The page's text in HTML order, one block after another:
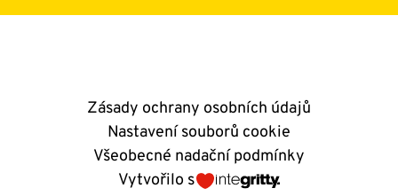
Kontakty
Zásady ochrany osobních údajů
Nastavení souborů cookie
Všeobecné nadační podmínky
Vytvořilo s